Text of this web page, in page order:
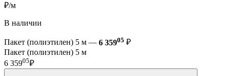
₽/м
В наличии
Пакет (полиэтилен) 5 м — 6 35905 ₽
Пакет (полиэтилен) 5 м
6 35905₽